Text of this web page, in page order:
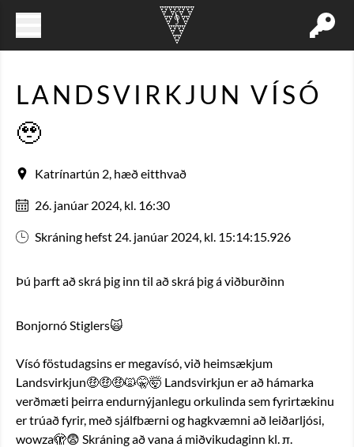
LANDSVIRKJUN VÍSÓ
🥹
Þú þarft að skrá þig inn til að skrá þig á viðburðinn
Katrínartún 2, hæð eitthvað
26. janúar 2024, kl. 16:30
Skráning hefst 24. janúar 2024, kl. 15:14:15.926
Bonjornó Stiglers🙀
Vísó föstudagsins er megavísó, við heimsækjum
Landsvirkjun🤑🤑🤑🙀🤫🤯 Landsvirkjun er að hámarka
verðmæti þeirra endurnýjanlegu orkulinda sem fyrirtækinu
er trúað fyrir, með sjálfbærni og hagkvæmni að leiðarljósi,
wowza🫣😨 Skráning að vana á miðvikudaginn kl. π.